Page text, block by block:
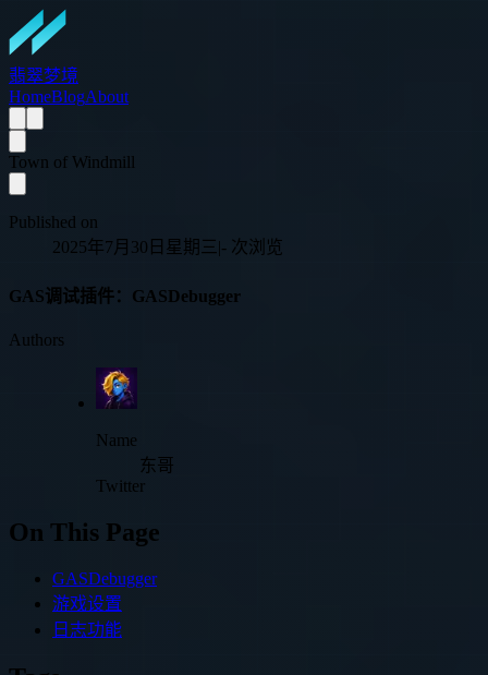
翡翠梦境
HomeBlogAbout
Town of Windmill
Published on
2025年7月30日星期三|- 次浏览
GAS调试插件：GASDebugger
Authors
Name
东哥
Twitter
On This Page
GASDebugger
游戏设置
日志功能